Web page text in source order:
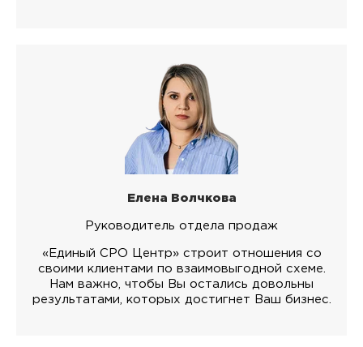
Елена Волчкова
Руководитель отдела продаж
«Единый СРО Центр» строит отношения со
своими клиентами по взаимовыгодной схеме.
Нам важно, чтобы Вы остались довольны
результатами, которых достигнет Ваш бизнес.